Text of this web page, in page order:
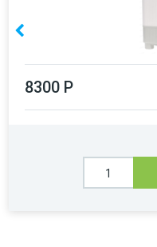
8300 Р